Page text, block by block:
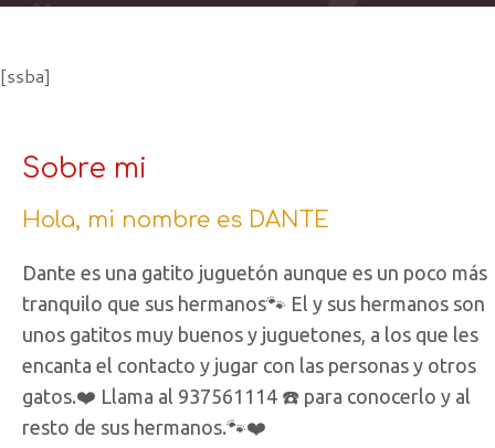
[ssba]
Sobre mi
Hola, mi nombre es DANTE
Dante es una gatito juguetón aunque es un poco más
tranquilo que sus hermanos🐾 El y sus hermanos son
unos gatitos muy buenos y juguetones, a los que les
encanta el contacto y jugar con las personas y otros
gatos.❤️ Llama al 937561114 ☎️ para conocerlo y al
resto de sus hermanos.🐾❤️